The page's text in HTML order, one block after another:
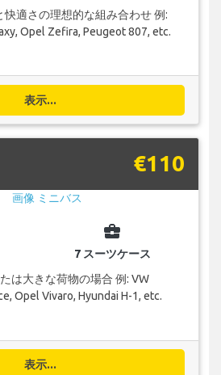
適さの理想的な組み合わせ 例:
Opel Zefira, Peugeot 807, etc.
表示...
€110
business_center
7 スーツケース
は大きな荷物の場合 例: VW
Opel Vivaro, Hyundai H-1, etc.
表示...